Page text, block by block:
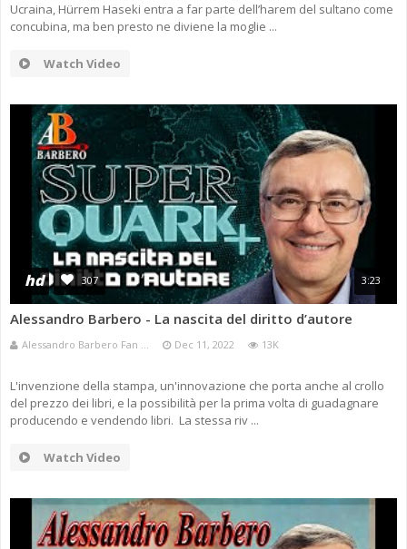
Ucraina, Hürrem Haseki entra a far parte dell’harem del sultano come
concubina, ma ben presto ne diviene la moglie ...
Watch Video
hd 307 3:23
Alessandro Barbero - La nascita del diritto d’autore
Alessandro Barbero Fan ... Dec 11, 2022 13K
L'invenzione della stampa, un'innovazione che porta anche al crollo
del prezzo dei libri, e la possibilità per la prima volta di guadagnare
producendo e vendendo libri. La stessa riv ...
Watch Video